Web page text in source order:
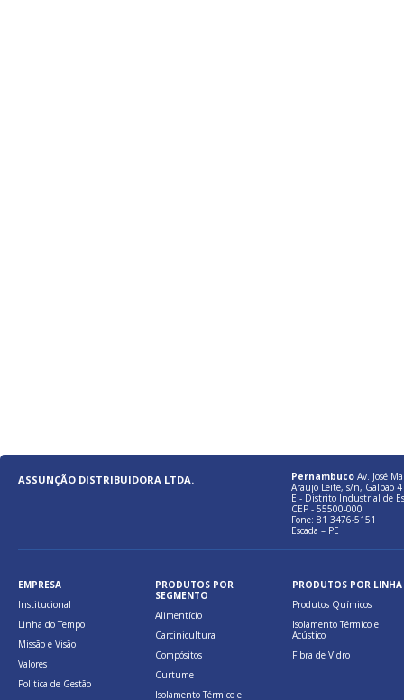
ASSUNÇÃO DISTRIBUIDORA LTDA. Pernambuco Av. José
Araujo Leite, s/n, Galpão 4
E - Distrito Industrial de
CEP - 55500-000
Fone: 81 3476-5151
Escada – PE
EMPRESA
Institucional
Linha do Tempo
Missão e Visão
Valores
Politica de Gestão
PRODUTOS POR
SEGMENTO
Alimentício
Carcinicultura
Compósitos
Curtume
Isolamento Térmico e
PRODUTOS POR LINHA
Produtos Químicos
Isolamento Térmico e
Acústico
Fibra de Vidro